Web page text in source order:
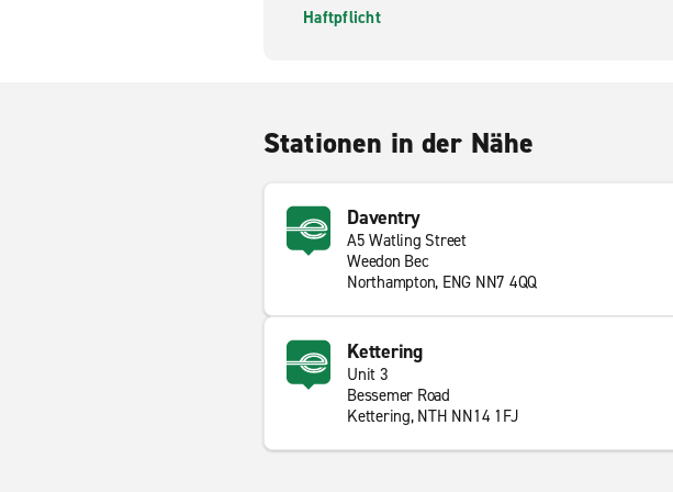
Haftpflicht
Stationen in der Nähe
Daventry
A5 Watling Street
Weedon Bec
Northampton, ENG NN7 4QQ
Kettering
Unit 3
Bessemer Road
Kettering, NTH NN14 1FJ